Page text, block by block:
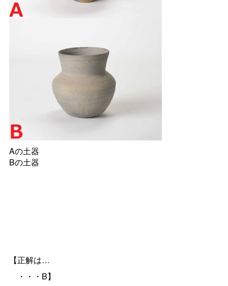
Aの土器
Bの土器
【正解は…
・・・B】